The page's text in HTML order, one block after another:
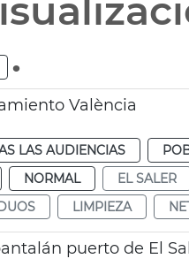
.
València
LAS AUDIENCIAS
NORMAL EL SALER
LIMPIEZA
puerto de El